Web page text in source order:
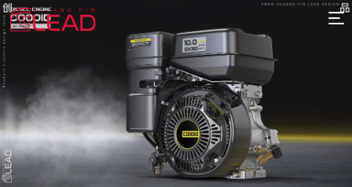
首
页案
例
服
务
专
项
报